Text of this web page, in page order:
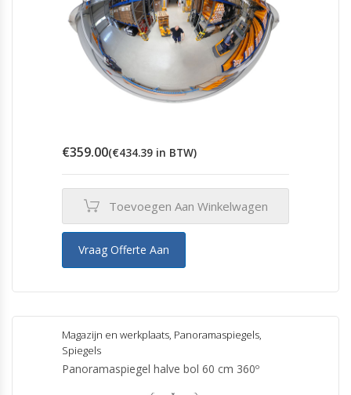
€359.00(€434.39 in BTW)
Toevoegen Aan Winkelwagen
Vraag Offerte Aan
Magazijn en werkplaats, Panoramaspiegels,
Spiegels
Panoramaspiegel halve bol 60 cm 360º